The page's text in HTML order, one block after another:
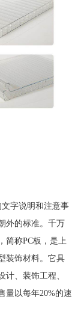
文字说明和注意事
外的标准。千万
简称PC板，是上
装饰材料。它具
、装饰工程、
量以每年20%的速